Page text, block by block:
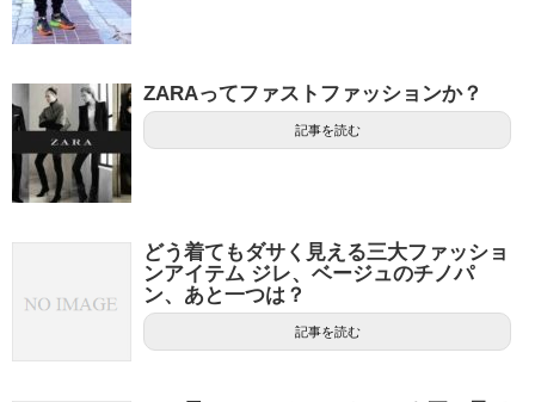
ZARAってファストファッションか？
記事を読む
どう着てもダサく見える三大ファッショ
ンアイテム ジレ、ベージュのチノパ
ン、あと一つは？
記事を読む